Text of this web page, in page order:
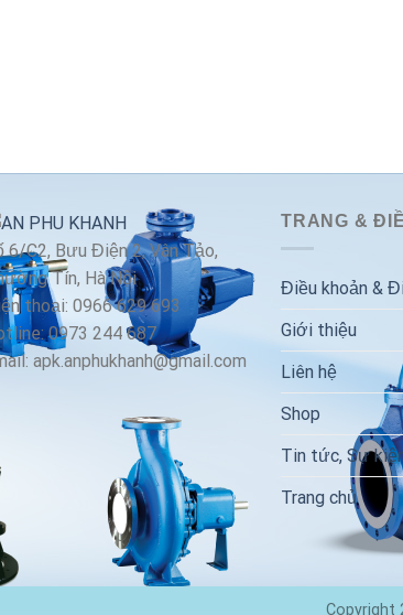
6/C2, Bưu Điện 2, Vân Tảo,
Tín, Hà Nội
thoại: 0966 629 693
0973 244 687
apk.anphukhanh@gmail.com
TRANG &
Điều khoản &
Giới thiệu
Liên hệ
Shop
Tin tức, Sự
Trang chủ
Copyright